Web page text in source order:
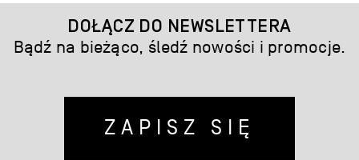
DOŁĄCZ DO NEWSLETTERA
Bądź na bieżąco, śledź nowości i promocje.
ZAPISZ SIĘ